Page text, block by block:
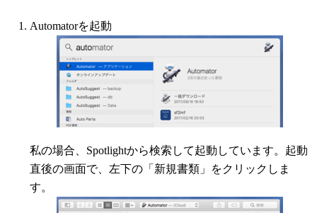
Automatorを起動
私の場合、Spotlightから検索して起動しています。起動
直後の画面で、左下の「新規書類」をクリックしま
す。